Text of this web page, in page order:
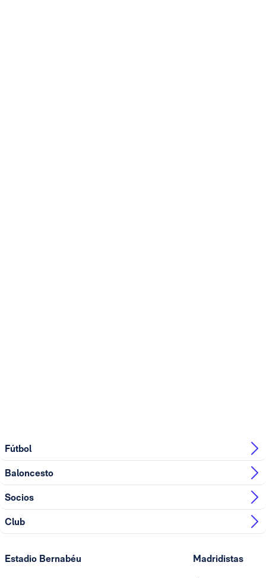
Fútbol
Baloncesto
Socios
Club
Estadio Bernabéu Madridistas